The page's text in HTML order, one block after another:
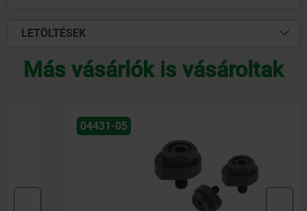
LETÖLTÉSEK
Más vásárlók is vásároltak